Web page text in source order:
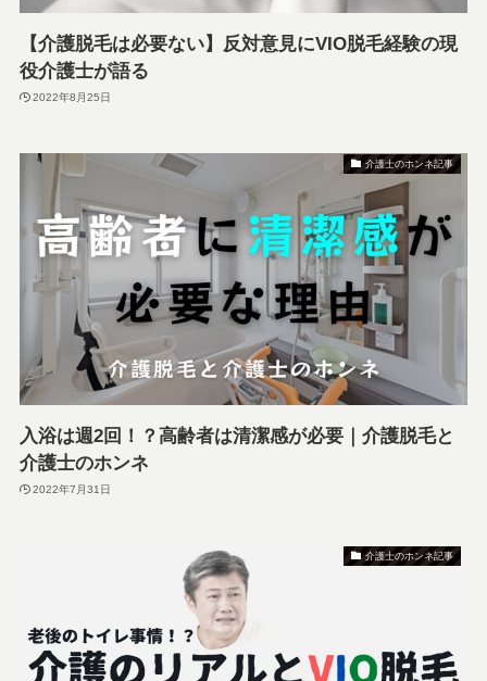
【介護脱毛は必要ない】反対意見にVIO脱毛経験の現
役介護士が語る
2022年8月25日
介護士のホンネ記事
入浴は週2回！？高齢者は清潔感が必要｜介護脱毛と
介護士のホンネ
2022年7月31日
介護士のホンネ記事